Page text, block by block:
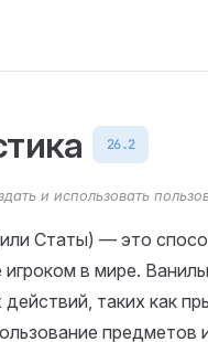
26.2
и использовать
Статы) — это
в мире.
таких как